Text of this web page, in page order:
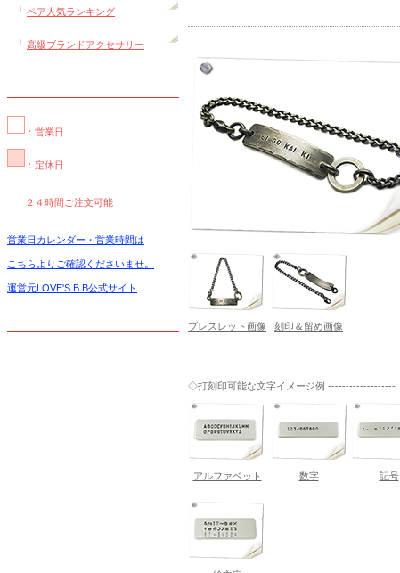
└ ペア人気ランキング
└ 高級ブランドアクセサリー
：営業日
：定休日
２４時間ご注文可能
営業日カレンダー・営業時間は
こちらよりご確認くださいませ。
運営元LOVE'S B.B公式サイト
ブレスレット画像 刻印＆留め画像
◇打刻印可能な文字イメージ例 -------------------
アルファベット 数字 記号